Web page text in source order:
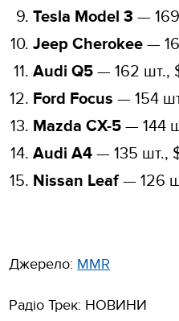
Tesla Model 3 —
Jeep Cherokee —
Audi Q5 — 162 шт.,
Ford Focus — 154
Mazda CX-5 — 144
Audi A4 — 135 шт.,
Nissan Leaf— 126
Джерело: MMR
Радіо Трек: НОВИНИ